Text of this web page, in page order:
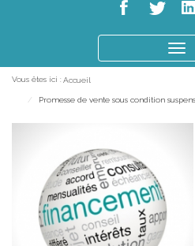
le
Vous êtes ici : Accueil
Promesse de vente sous condition